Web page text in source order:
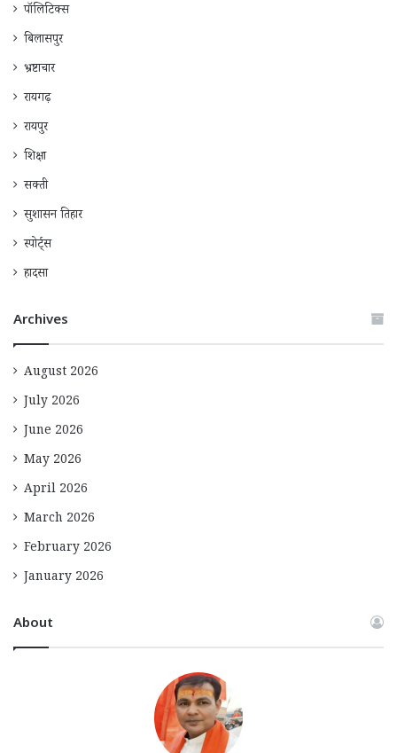
पॉलिटिक्स
बिलासपुर
भ्रष्टाचार
रायगढ़
रायपुर
शिक्षा
सक्ती
सुशासन तिहार
स्पोर्ट्स
हादसा
Archives
August 2026
July 2026
June 2026
May 2026
April 2026
March 2026
February 2026
January 2026
About